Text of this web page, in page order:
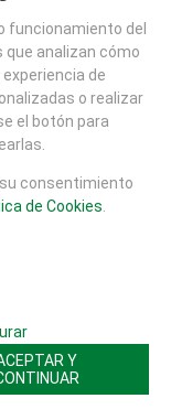
funcionamiento del
analizan cómo
de
o realizar
el botón para
consentimiento
de Cookies
Y